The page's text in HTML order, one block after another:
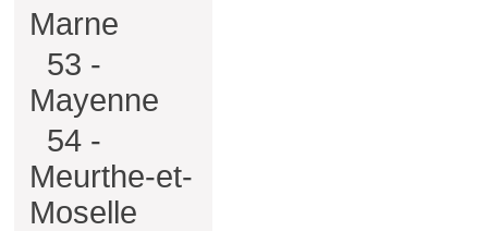
Marne
53 -
Mayenne
54 -
Meurthe-et-
Moselle